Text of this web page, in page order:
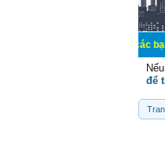
Chào mừng các bạn đến
để